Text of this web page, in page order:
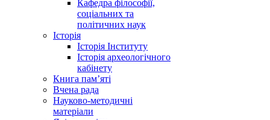
Кафедра філософії,
соціальних та
політичних наук
Історія
Історія Інституту
Історія археологічного
кабінету
Книга памʼяті
Вчена рада
Науково-методичні
матеріали